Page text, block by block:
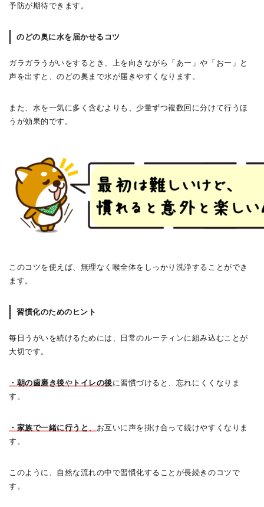
予防が期待できます。
のどの奥に水を届かせるコツ
ガラガラうがいをするとき、上を向きながら「あー」や「おー」と
声を出すと、のどの奥まで水が届きやすくなります。
また、水を一気に多く含むよりも、少量ずつ複数回に分けて行うほ
うが効果的です。
このコツを使えば、無理なく喉全体をしっかり洗浄することができ
ます。
習慣化のためのヒント
毎日うがいを続けるためには、日常のルーティンに組み込むことが
大切です。
・朝の歯磨き後やトイレの後に習慣づけると、忘れにくくなりま
す。
・家族で一緒に行うと、お互いに声を掛け合って続けやすくなりま
す。
このように、自然な流れの中で習慣化することが長続きのコツで
す。